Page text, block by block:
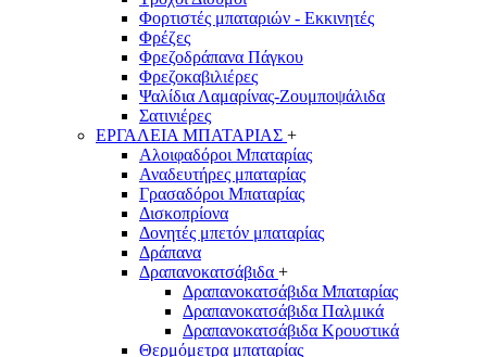
Φορτιστές μπαταριών - Εκκινητές
Φρέζες
Φρεζοδράπανα Πάγκου
Φρεζοκαβιλιέρες
Ψαλίδια Λαμαρίνας-Ζουμποψάλιδα
Σατινιέρες
ΕΡΓΑΛΕΙΑ ΜΠΑΤΑΡΙΑΣ +
Αλοιφαδόροι Μπαταρίας
Αναδευτήρες μπαταρίας
Γρασαδόροι Μπαταρίας
Δισκοπρίονα
Δονητές μπετόν μπαταρίας
Δράπανα
Δραπανοκατσάβιδα +
Δραπανοκατσάβιδα Μπαταρίας
Δραπανοκατσάβιδα Παλμικά
Δραπανοκατσάβιδα Κρουστικά
Θερμόμετρα μπαταρίας